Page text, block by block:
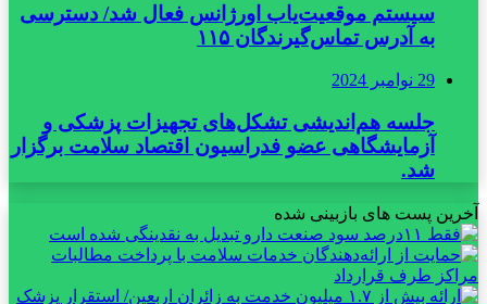
سیستم موقعیت‌یاب اورژانس فعال شد/ دسترسی
به آدرس تماس‌گیرندگان ۱۱۵
29 نوامبر 2024
جلسه هم‌اندیشی تشکل‌های تجهیزات پزشکی و
آزمایشگاهی عضو فدراسیون اقتصاد سلامت برگزار
شد.
آخرین پست های بازبینی شده